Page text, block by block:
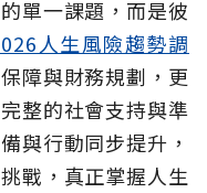
單一課題，而是彼
人生風險趨勢調
障與財務規劃，更
整的社會支持與準
與行動同步提升，
戰，真正掌握人生